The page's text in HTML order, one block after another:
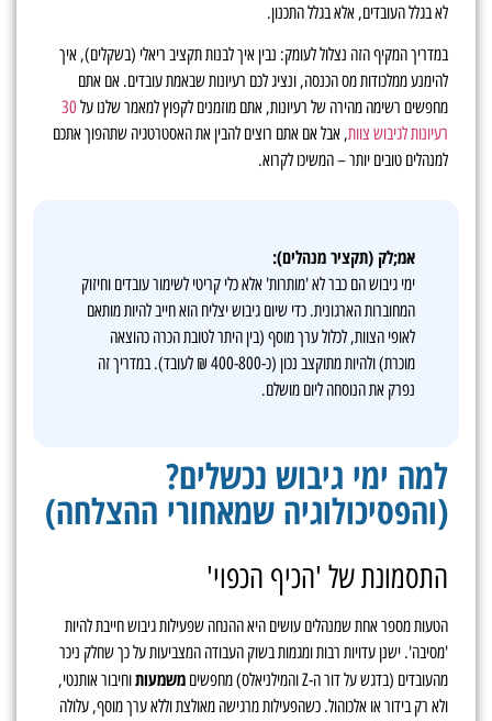
לא בגלל העובדים, אלא בגלל התכנון.
במדריך המקיף הזה נצלול לעומק: נבין איך לבנות תקציב ריאלי (בשקלים), איך
להימנע ממלכודות מס הכנסה, ונציג לכם רעיונות שבאמת עובדים. אם אתם
מחפשים רשימה מהירה של רעיונות, אתם מוזמנים לקפוץ למאמר שלנו על 30
רעיונות לגיבוש צוות, אבל אם אתם רוצים להבין את האסטרטגיה שתהפוך אתכם
למנהלים טובים יותר – המשיכו לקרוא.
אמ;לק (תקציר מנהלים):
ימי גיבוש הם כבר לא 'מותרות' אלא כלי קריטי לשימור עובדים וחיזוק
המחוברות הארגונית. כדי שיום גיבוש יצליח הוא חייב להיות מותאם
לאופי הצוות, לכלול ערך מוסף (בין היתר לטובת הכרה כהוצאה
מוכרת) ולהיות מתוקצב נכון (כ-400-800 ₪ לעובד). במדריך זה
נפרק את הנוסחה ליום מושלם.
למה ימי גיבוש נכשלים?
(והפסיכולוגיה שמאחורי ההצלחה)
התסמונת של 'הכיף הכפוי'
הטעות מספר אחת שמנהלים עושים היא ההנחה שפעילות גיבוש חייבת להיות
'מסיבה'. ישנן עדויות רבות ומגמות בשוק העבודה המצביעות על כך שחלק ניכר
מהעובדים (בדגש על דור ה-Z והמילניאלס) מחפשים
משמעותוחיבור אותנטי,
ולא רק בידור או אלכוהול. כשהפעילות מרגישה מאולצת וללא ערך מוסף, עלולה